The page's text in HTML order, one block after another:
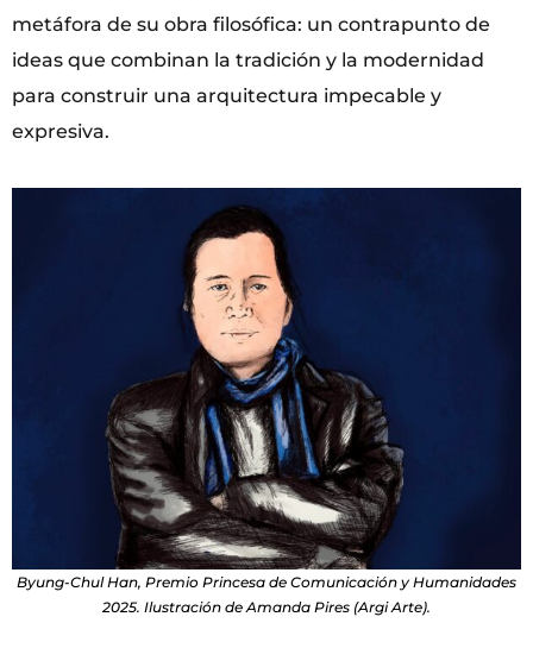
metáfora de su obra filosófica: un contrapunto de
ideas que combinan la tradición y la modernidad
para construir una arquitectura impecable y
expresiva.
Byung-Chul Han, Premio Princesa de Comunicación y Humanidades
2025. Ilustración de Amanda Pires (Argi Arte).